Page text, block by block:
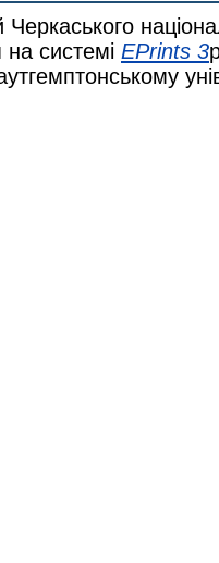
Черкаського
системі EPrints 3